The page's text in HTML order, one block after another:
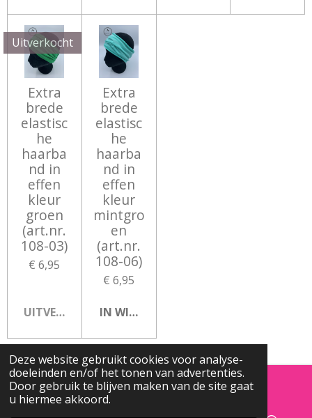
Deze website gebruikt cookies voor analyse-
doeleinden en/of het tonen van advertenties.
Door gebruik te blijven maken van de site gaat
u hiermee akkoord.
Uitverkocht
Extra
brede
elastisc
he
haarba
nd in
effen
kleur
groen
(art.nr.
108-03)
€ 6,95
UITVERKOCHT
Extra
brede
elastisc
he
haarba
nd in
effen
kleur
mintgro
en
(art.nr.
108-06)
€ 6,95
IN WINKELWAGEN